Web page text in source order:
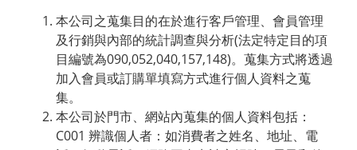
本公司之蒐集目的在於進行客戶管理、會員管理
及行銷與內部的統計調查與分析(法定特定目的項
目編號為090,052,040,157,148)。蒐集方式將透過
加入會員或訂購單填寫方式進行個人資料之蒐
集。
本公司於門市、網站內蒐集的個人資料包括：
C001 辨識個人者：如消費者之姓名、地址、電